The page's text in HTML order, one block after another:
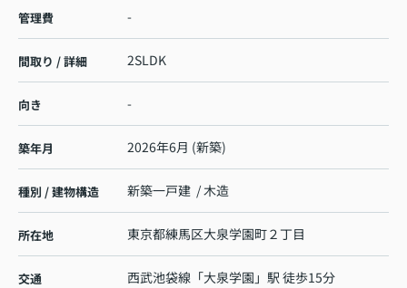
管理費 -
間取り / 詳細 2SLDK
向き -
築年月 2026年6月 (新築)
種別 / 建物構造 新築一戸建 / 木造
所在地 東京都練馬区大泉学園町２丁目
交通 西武池袋線 「大泉学園 」駅 徒歩15分